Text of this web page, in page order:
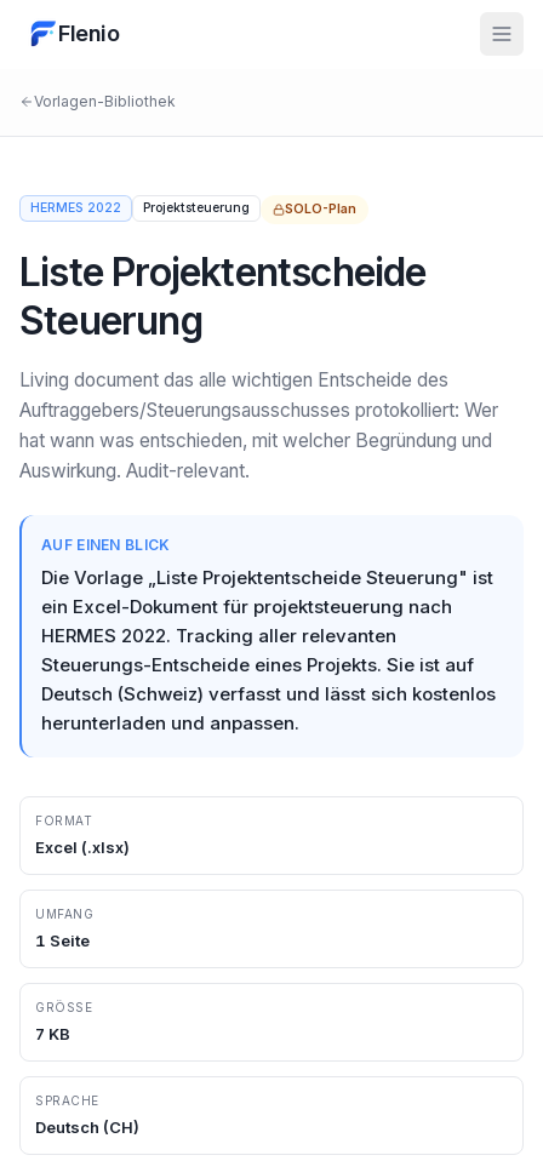
Flenio
Vorlagen-Bibliothek
HERMES 2022 Projektsteuerung SOLO-Plan
Liste Projektentscheide
Steuerung
Living document das alle wichtigen Entscheide des
Auftraggebers/Steuerungsausschusses protokolliert: Wer
hat wann was entschieden, mit welcher Begründung und
Auswirkung. Audit-relevant.
AUF EINEN BLICK
Die Vorlage „Liste Projektentscheide Steuerung" ist
ein Excel-Dokument für projektsteuerung nach
HERMES 2022. Tracking aller relevanten
Steuerungs-Entscheide eines Projekts. Sie ist auf
Deutsch (Schweiz) verfasst und lässt sich kostenlos
herunterladen und anpassen.
FORMAT
Excel (.xlsx)
UMFANG
1 Seite
GRÖSSE
7 KB
SPRACHE
Deutsch (CH)